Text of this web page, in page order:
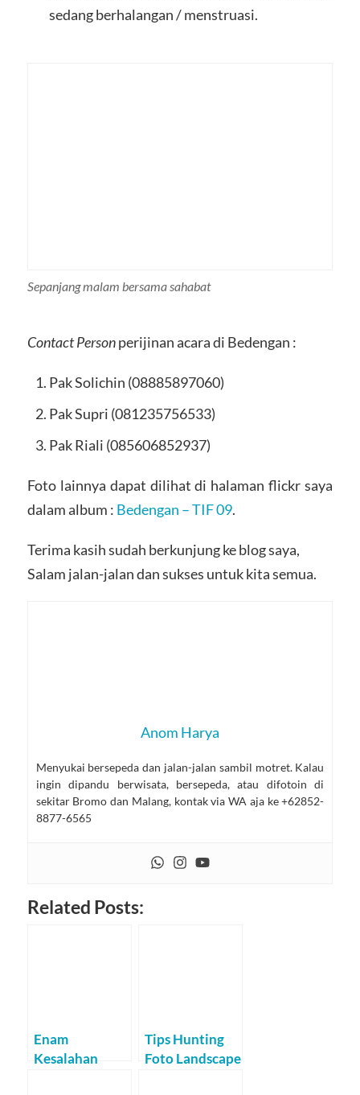
sedang berhalangan / menstruasi.
Sepanjang malam bersama sahabat
Contact Personperijinan acara di Bedengan :
Pak Solichin (08885897060)
Pak Supri (081235756533)
Pak Riali (085606852937)
Foto lainnya dapat dilihat di halaman flickr saya
dalam album : Bedengan – TIF 09.
Terima kasih sudah berkunjung ke blog saya,
Salam jalan-jalan dan sukses untuk kita semua.
Anom Harya
Menyukai bersepeda dan jalan-jalan sambil motret. Kalau
ingin dipandu berwisata, bersepeda, atau difotoin di
sekitar Bromo dan Malang, kontak via WA aja ke +62852-
8877-6565
Related Posts:
Enam
Kesalahan
Tips Hunting
Foto Landscape